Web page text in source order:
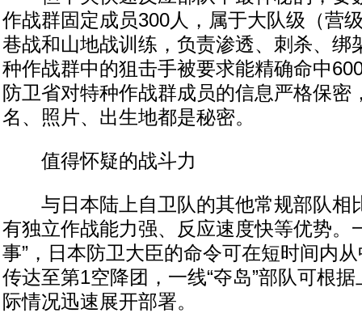
作战群固定成员300人，属于大队级（营
巷战和山地战训练，负责渗透、刺杀、绑
种作战群中的狙击手被要求能精确命中
防卫省对特种作战群成员的信息严格保密
名、照片、出生地都是秘密。
值得怀疑的战斗力
与日本陆上自卫队的其他常规部队相
有独立作战能力强、反应速度快等优势。
事”，日本防卫大臣的命令可在短时间内
传达至第1空降团，一线“夺岛”部队可根
际情况迅速展开部署。